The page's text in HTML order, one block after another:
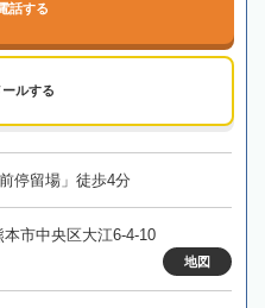
話する
ールする
停留場」徒歩4分
市中央区大江6-4-10
地図